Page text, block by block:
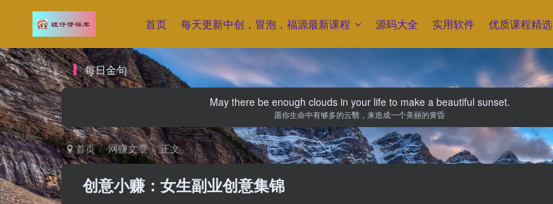
首页 每天更新中创，冒泡，福源最新课程 源码大全 实用软件 优质课程精选
每日金句
May there be enough clouds in your life to make a beautiful sunset.
愿你生命中有够多的云翳，来造成一个美丽的黄昏
首页 网赚文章 正文
创意小赚：女生副业创意集锦